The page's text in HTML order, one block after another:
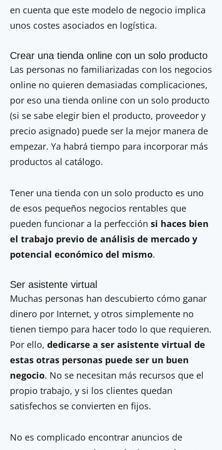
en cuenta que este modelo de negocio implica
unos costes asociados en logística.
Crear una tienda online con un solo producto
Las personas no familiarizadas con los negocios
online no quieren demasiadas complicaciones,
por eso una tienda online con un solo producto
(si se sabe elegir bien el producto, proveedor y
precio asignado) puede ser la mejor manera de
empezar. Ya habrá tiempo para incorporar más
productos al catálogo.
Tener una tienda con un solo producto es uno
de esos pequeños negocios rentables que
pueden funcionar a la perfección si haces bien
el trabajo previo de análisis de mercado y
potencial económico del mismo.
Ser asistente virtual
Muchas personas han descubierto cómo ganar
dinero por Internet, y otros simplemente no
tienen tiempo para hacer todo lo que requieren.
Por ello, dedicarse a ser asistente virtual de
estas otras personas puede ser un buen
negocio. No se necesitan más recursos que el
propio trabajo, y si los clientes quedan
satisfechos se convierten en fijos.
No es complicado encontrar anuncios de